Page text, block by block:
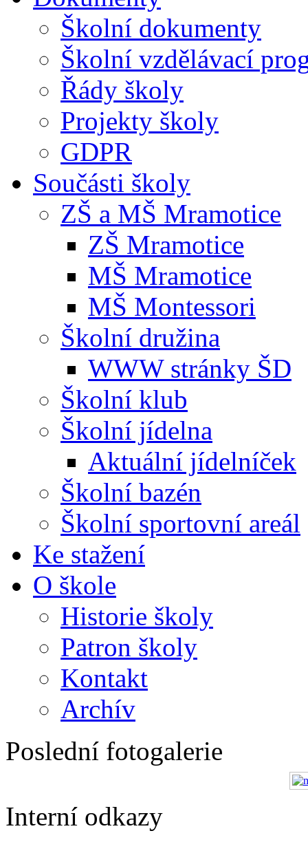
Školní dokumenty
Školní vzdělávací
Řády školy
Projekty školy
GDPR
Součásti školy
ZŠ a MŠ Mramotice
ZŠ Mramotice
MŠ Mramotice
MŠ Montessori
Školní družina
WWW stránky ŠD
Školní klub
Školní jídelna
Aktuální jídelníček
Školní bazén
Školní sportovní areál
Ke stažení
O škole
Historie školy
Patron školy
Kontakt
Archív
Poslední fotogalerie
Interní odkazy